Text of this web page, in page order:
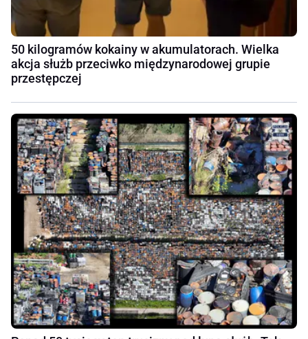
50 kilogramów kokainy w akumulatorach. Wielka
akcja służb przeciwko międzynarodowej grupie
przestępczej